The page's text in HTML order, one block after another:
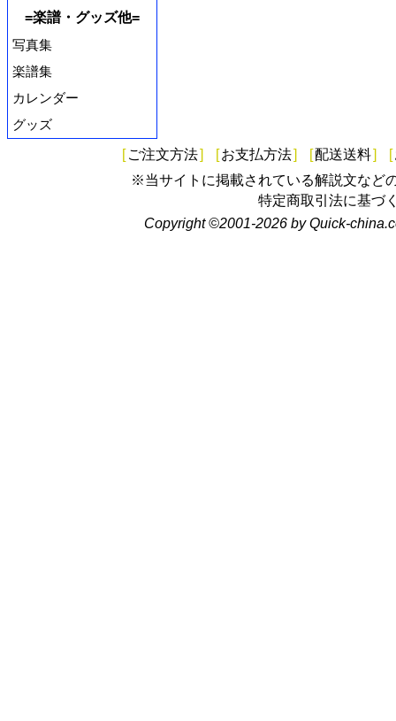
=楽譜・グッズ他=
写真集
楽譜集
カレンダー
グッズ
[ ご注文方法] [お支払方法] [配送送料] [
※当サイトに掲載されている解説文など
特定商取引法に基づ
Copyright ©2001-2026 by Quick-